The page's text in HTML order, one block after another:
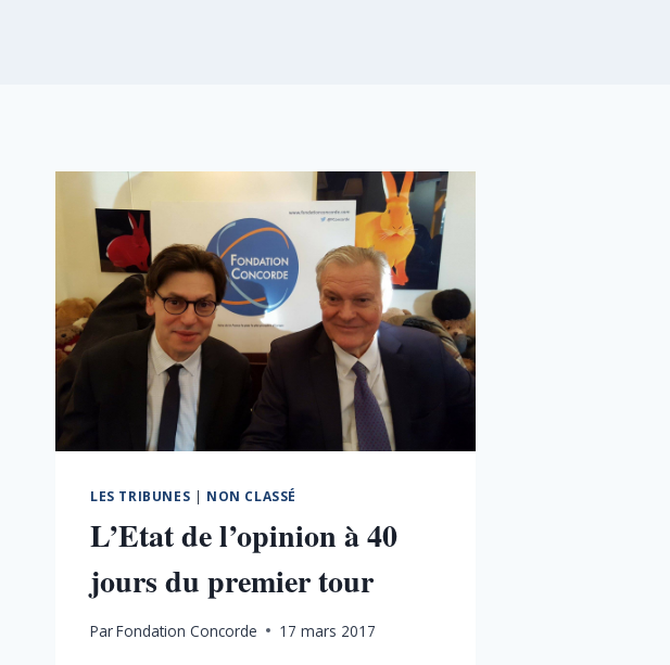
LES TRIBUNES | NON CLASSÉ
L’Etat de l’opinion à 40
jours du premier tour
ParFondation Concorde 17 mars 2017